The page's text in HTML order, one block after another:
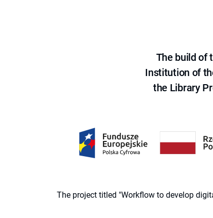
The build of
Institution of
the Library
The project titled "Workflow to develop